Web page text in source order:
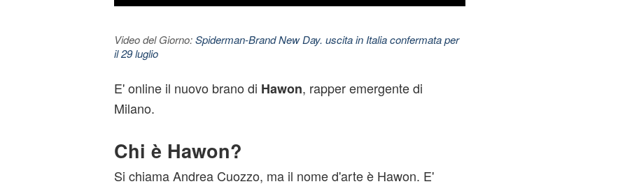
Video del Giorno:Spiderman-Brand New Day. uscita in Italia confermata per
il 29 luglio
E' online il nuovo brano di Hawon, rapper emergente di
Milano.
Chi è Hawon?
Si chiama Andrea Cuozzo, ma il nome d'arte è Hawon. E'